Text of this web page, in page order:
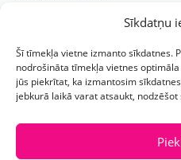
Sīkdatņu
Šī tīmekļa vietne izmanto sīkdatnes.
nodrošināta tīmekļa vietnes
jūs piekrītat, ka izmantosim
jebkurā laikā varat atsaukt,
Kontaktinformācija
Prezentreklāmas aģentūra
Reģ.nr.: 40103625328